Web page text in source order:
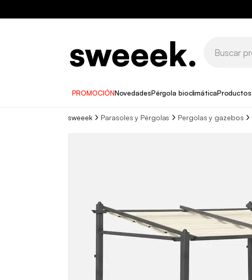
PROMOCIÓNNovedadesPérgola bioclimáticaProductos
sweeek Parasoles y Pérgolas Pergolas y gazebos